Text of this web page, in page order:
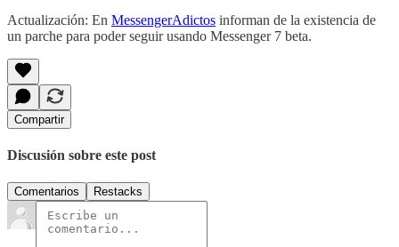
Actualización: En MessengerAdictos informan de la existencia de
un parche para poder seguir usando Messenger 7 beta.
Compartir
Discusión sobre este post
Comentarios Restacks